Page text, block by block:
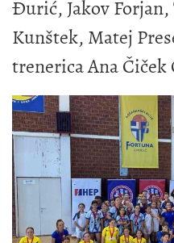
Đurić, Jakov
Kunštek, Matej
trenerica Ana Čiček